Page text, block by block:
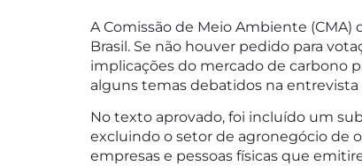
A Comissão de Meio Ambiente
Brasil. Se não houver pedido para
implicações do mercado de carbono
alguns temas debatidos na entrevista
No texto aprovado, foi incluído um
excluindo o setor de agronegócio de
empresas e pessoas físicas que